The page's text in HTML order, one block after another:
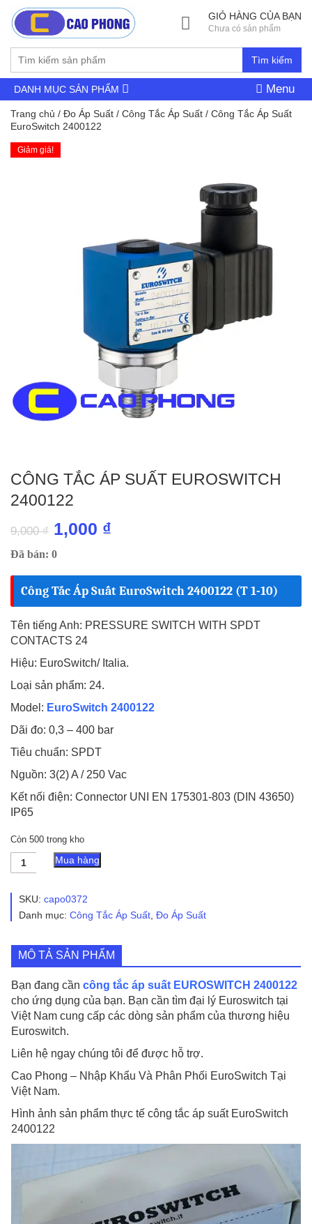
Tìm kiếm
GIỎ HÀNG CỦA BẠN
Chưa có sản phẩm
DANH MỤC SẢN PHẨM Menu
Trang chủ / Đo Áp Suất / Công Tắc Áp Suất / Công Tắc Áp Suất
EuroSwitch 2400122
Giảm giá!
CÔNG TẮC ÁP SUẤT EUROSWITCH
2400122
9,000₫ Giá
gốc
là:
9,000 ₫.
1,000 ₫
tại
là:
1,000 ₫.
Đã bán: 0
Công Tắc Áp Suất EuroSwitch 2400122 (T 1-10)
Tên tiếng Anh: PRESSURE SWITCH WITH SPDT
CONTACTS 24
Hiệu: EuroSwitch/ Italia.
Loại sản phẩm: 24.
Model: EuroSwitch 2400122
Dãi đo: 0,3 – 400 bar
Tiêu chuẩn: SPDT
Nguồn: 3(2) A / 250 Vac
Kết nối điện: Connector UNI EN 175301-803 (DIN 43650)
IP65
Còn 500 trong kho
Công
Tắc
Suất
EuroSwitch
2400122
lượng
Mua hàng
SKU: capo0372
Danh mục: Công Tắc Áp Suất, Đo Áp Suất
MÔ TẢ SẢN PHẨM
Bạn đang cần công tắc áp suất EUROSWITCH 2400122
cho ứng dụng của bạn. Bạn cần tìm đại lý Euroswitch tại
Việt Nam cung cấp các dòng sản phẩm của thương hiệu
Euroswitch.
Liên hệ ngay chúng tôi để được hỗ trợ.
Cao Phong – Nhập Khẩu Và Phân Phối EuroSwitch Tại
Việt Nam.
Hình ảnh sản phẩm thực tế công tắc áp suất EuroSwitch
2400122